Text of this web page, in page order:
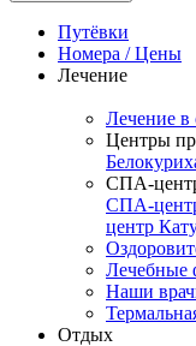
Путёвки
Номера / Цены
Лечение
Лечение в
Центры
СПА-
СПА-
центр
Лечебные
Наши
Отдых